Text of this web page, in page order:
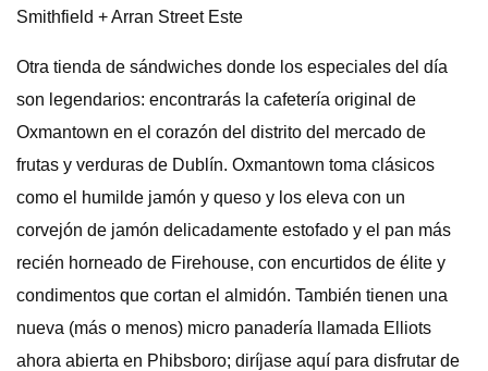
Smithfield + Arran Street Este
Otra tienda de sándwiches donde los especiales del día
son legendarios: encontrarás la cafetería original de
Oxmantown en el corazón del distrito del mercado de
frutas y verduras de Dublín. Oxmantown toma clásicos
como el humilde jamón y queso y los eleva con un
corvejón de jamón delicadamente estofado y el pan más
recién horneado de Firehouse, con encurtidos de élite y
condimentos que cortan el almidón. También tienen una
nueva (más o menos) micro panadería llamada Elliots
ahora abierta en Phibsboro; diríjase aquí para disfrutar de